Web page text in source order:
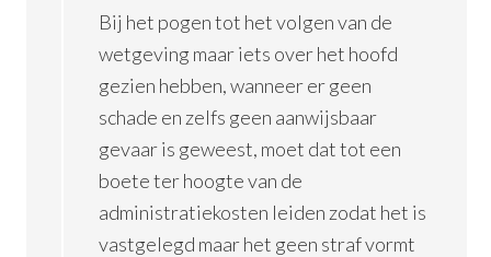
Bij het pogen tot het volgen van de
wetgeving maar iets over het hoofd
gezien hebben, wanneer er geen
schade en zelfs geen aanwijsbaar
gevaar is geweest, moet dat tot een
boete ter hoogte van de
administratiekosten leiden zodat het is
vastgelegd maar het geen straf vormt